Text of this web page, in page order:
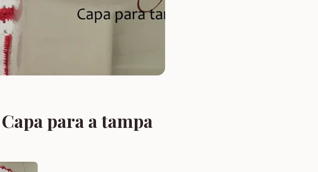
para a tampa